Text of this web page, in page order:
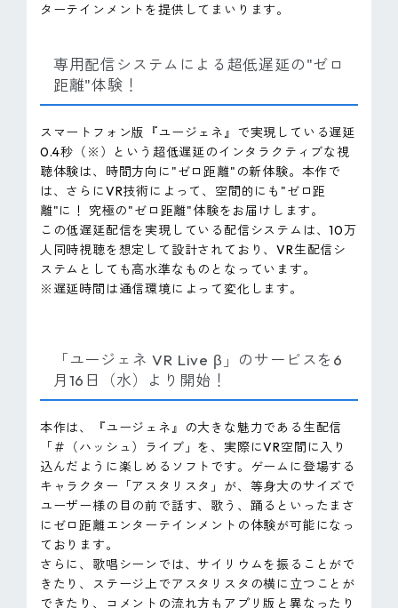
ターテインメントを提供してまいります。
専用配信システムによる超低遅延の"ゼロ
距離"体験！
スマートフォン版『ユージェネ』で実現している遅延
0.4秒（※）という超低遅延のインタラクティブな視
聴体験は、時間方向に"ゼロ距離"の新体験。本作で
は、さらにVR技術によって、空間的にも"ゼロ距
離"に！ 究極の"ゼロ距離"体験をお届けします。
この低遅延配信を実現している配信システムは、10万
人同時視聴を想定して設計されており、VR生配信シ
ステムとしても高水準なものとなっています。
※遅延時間は通信環境によって変化します。
「ユージェネ VR Live β」のサービスを6
月16日（水）より開始！
本作は、『ユージェネ』の大きな魅力である生配信
「＃（ハッシュ）ライブ」を、実際にVR空間に入り
込んだように楽しめるソフトです。ゲームに登場する
キャラクター「アスタリスタ」が、等身大のサイズで
ユーザー様の目の前で話す、歌う、踊るといったまさ
にゼロ距離エンターテインメントの体験が可能になっ
ております。
さらに、歌唱シーンでは、サイリウムを振ることがで
きたり、ステージ上でアスタリスタの横に立つことが
できたり、コメントの流れ方もアプリ版と異なったり